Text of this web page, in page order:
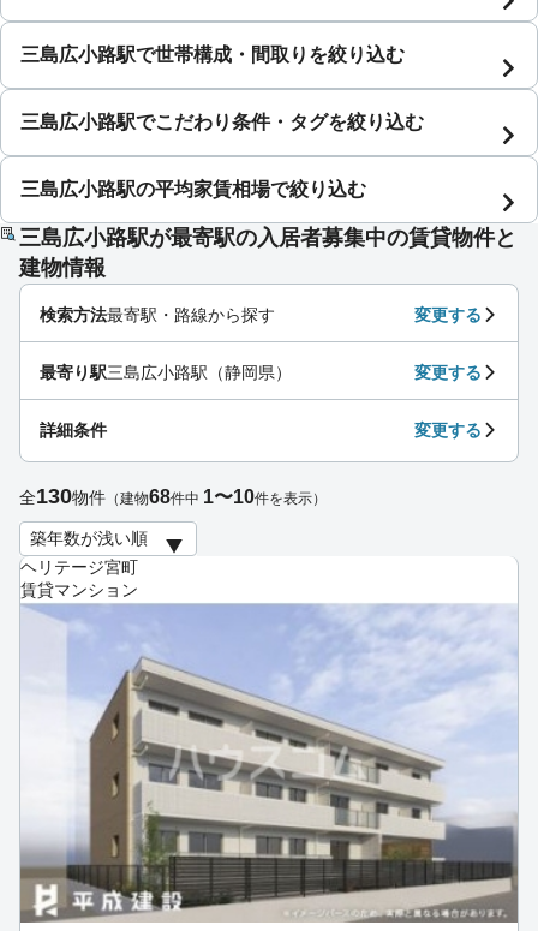
三島広小路駅で世帯構成・間取りを絞り込む
三島広小路駅でこだわり条件・タグを絞り込む
三島広小路駅の平均家賃相場で絞り込む
三島広小路駅が最寄駅の入居者募集中の賃貸物件と
建物情報
ヘリテージ宮町
賃貸マンション
検索方法最寄駅・路線から探す 変更する
最寄り駅三島広小路駅（静岡県） 変更する
詳細条件 変更する
全130物件 （建物68件中 1〜10件を表示）